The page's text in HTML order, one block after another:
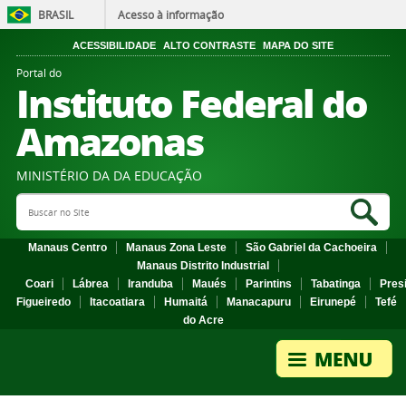
BRASIL Acesso à informação
ACESSIBILIDADE ALTO CONTRASTE MAPA DO SITE
Portal do
Instituto Federal do
Amazonas
MINISTÉRIO DA DA EDUCAÇÃO
Search Site
Manaus Centro Manaus Zona Leste
São Gabriel da Cachoeira
Manaus Distrito Industrial
Coari
Lábrea Iranduba Maués Parintins Tabatinga
Figueiredo
Itacoatiara Humaitá Manacapuru Eirunepé
Tefé
do Acre